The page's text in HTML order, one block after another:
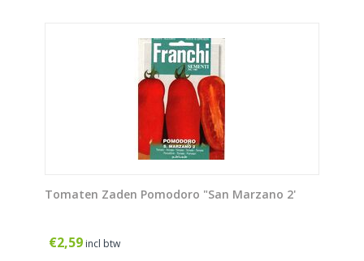
Tomaten Zaden Pomodoro "San Marzano 2'
€2,59 incl btw